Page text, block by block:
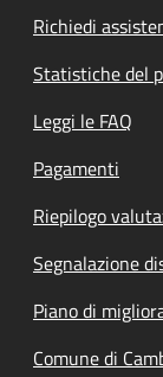
Richiedi
Statistiche del
Leggi le FAQ
Pagamenti
Riepilogo
Segnalazione
Piano di
Comune di